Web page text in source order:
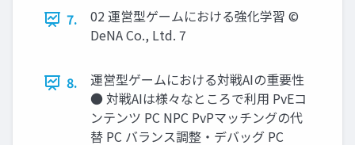
7.
02 運営型ゲームにおける強化学習 ©
DeNA Co., Ltd. 7
8.
運営型ゲームにおける対戦AIの重要性
● 対戦AIは様々なところで利用 PvEコ
ンテンツ PC NPC PvPマッチングの代
替 PC バランス調整・デバッグ PC